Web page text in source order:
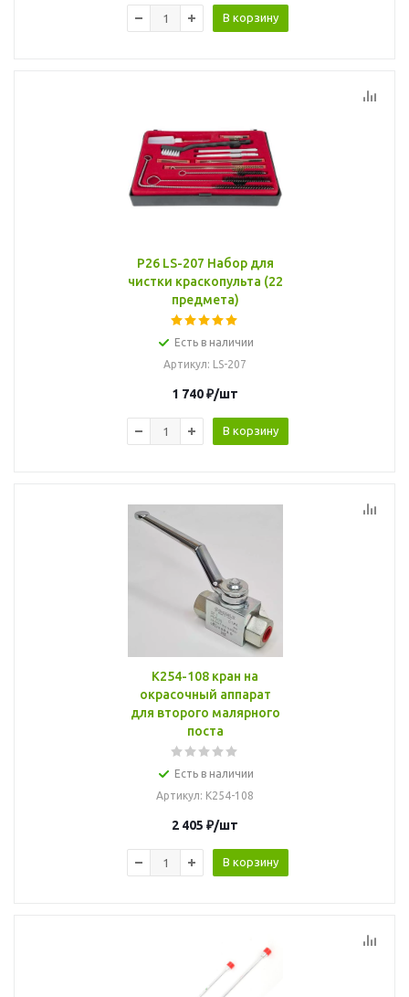
В корзину
P26 LS-207 Набор для
чистки краскопульта (22
предмета)
Есть в наличии
Артикул: LS-207
1 740₽/шт
В корзину
K254-108 кран на
окрасочный аппарат
для второго малярного
поста
Есть в наличии
Артикул: K254-108
2 405 ₽/шт
В корзину